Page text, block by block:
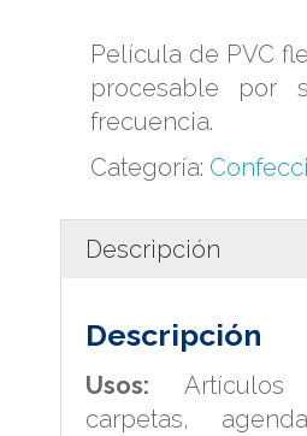
Película de PVC
procesable por
frecuencia.
Categoría:
Descripción
Descripción
Usos: Artículos
carpetas,